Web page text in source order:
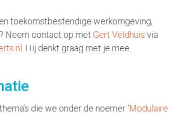
toekomstbestendige werkomgeving,
Neem contact op met Gert Veldhuis via
. Hij denkt graag met je mee.
die we onder de noemer ‘Modulaire